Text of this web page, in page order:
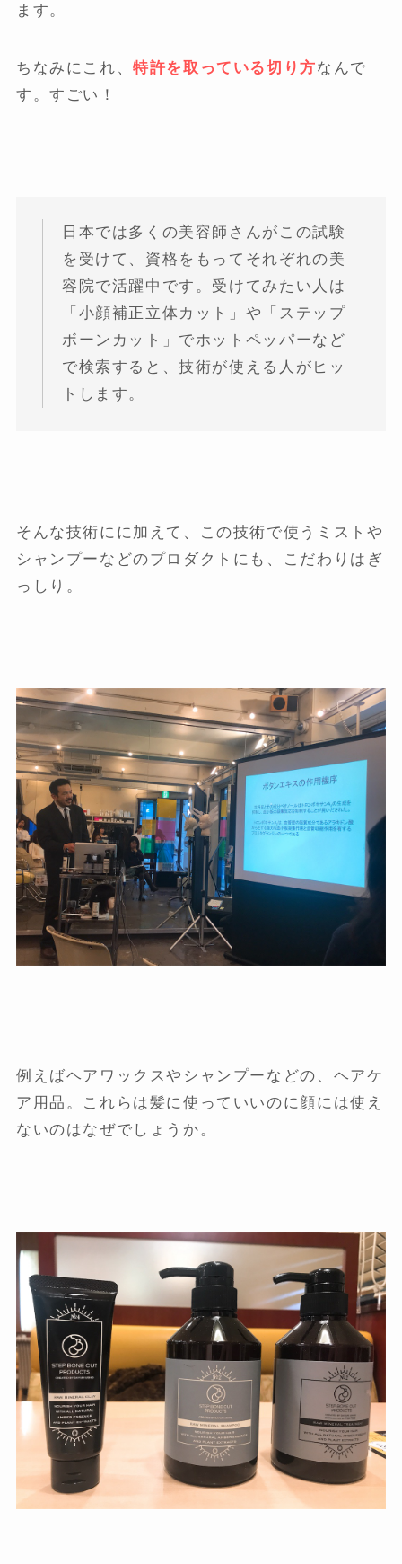
ます。
ちなみにこれ、特許を取っている切り方なんで
す。すごい！
日本では多くの美容師さんがこの試験
を受けて、資格をもってそれぞれの美
容院で活躍中です。受けてみたい人は
「小顔補正立体カット」や「ステップ
ボーンカット」でホットペッパーなど
で検索すると、技術が使える人がヒッ
トします。
そんな技術にに加えて、この技術で使うミストや
シャンプーなどのプロダクトにも、こだわりはぎ
っしり。
例えばヘアワックスやシャンプーなどの、ヘアケ
ア用品。これらは髪に使っていいのに顔には使え
ないのはなぜでしょうか。